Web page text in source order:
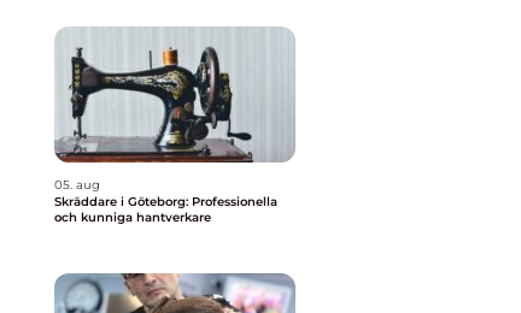
05. aug
Skräddare i Göteborg: Professionella
och kunniga hantverkare